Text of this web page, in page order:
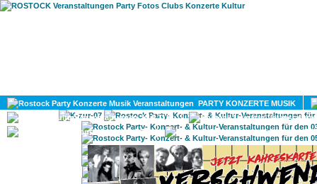
PARTY KONZERTE MUSIK
KULTUR
GAY